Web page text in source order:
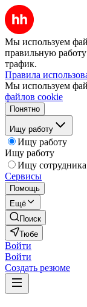
Мы используем
правильную работу
трафик.
Правила
Мы используем
файлов cookie
Понятно
Ищу работу
Ищу работу
Ищу работу
Ищу сотрудника
Сервисы
Помощь
Ещё
Поиск
Тюбе
Войти
Войти
Создать резюме